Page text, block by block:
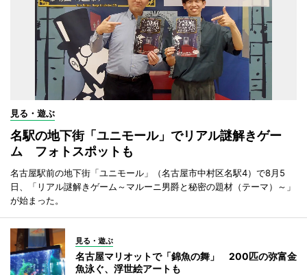
見る・遊ぶ
名駅の地下街「ユニモール」でリアル謎解きゲー
ム フォトスポットも
名古屋駅前の地下街「ユニモール」（名古屋市中村区名駅4）で8月5
日、「リアル謎解きゲーム～マルーニ男爵と秘密の題材（テーマ）～」
が始まった。
見る・遊ぶ
名古屋マリオットで「錦魚の舞」 200匹の弥富金
魚泳ぐ、浮世絵アートも